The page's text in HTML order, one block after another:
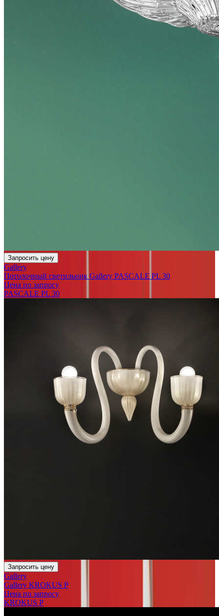
Запросить цену
Gallery
Потолочный светильник Gallery PASCALE PL 30
Цена по запросу
PASCALE PL 30
Запросить цену
Gallery
Gallery KROKUS P
Цена по запросу
KROKUS P